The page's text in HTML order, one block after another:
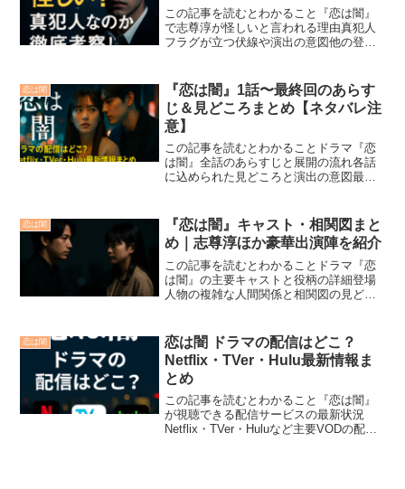
この記事を読むとわかること『恋は闇』
で志尊淳が怪しいと言われる理由真犯人
フラグが立つ伏線や演出の意図他の登場
「怪しすぎる」とSNSで話題になってい
ます。主人公でありな...
恋は闇
『恋は闇』1話〜最終回のあらす
じ＆見どころまとめ【ネタバレ注
意】
この記事を読むとわかることドラマ『恋
は闇』全話のあらすじと展開の流れ各話
に込められた見どころと演出の意図最終
は、人間の“弱さと愛”を描いたサスペンス
×恋愛ドラマ。本記事で...
恋は闇
『恋は闇』キャスト・相関図まと
め｜志尊淳ほか豪華出演陣を紹介
この記事を読むとわかることドラマ『恋
は闇』の主要キャストと役柄の詳細登場
人物の複雑な人間関係と相関図の見どこ
『恋は闇』は、志尊淳さん主演のダーク
ラブサスペンス。「登...
恋は闇
恋は闇 ドラマの配信はどこ？
Netflix・TVer・Hulu最新情報ま
とめ
この記事を読むとわかること『恋は闇』
が視聴できる配信サービスの最新状況
Netflix・TVer・Huluなど主要VODの配信